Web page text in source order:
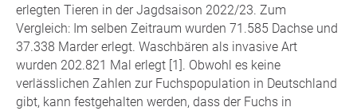
erlegten Tieren in der Jagdsaison 2022/23. Zum
Vergleich: Im selben Zeitraum wurden 71.585 Dachse und
37.338 Marder erlegt. Waschbären als invasive Art
wurden 202.821 Mal erlegt [1]. Obwohl es keine
verlässlichen Zahlen zur Fuchspopulation in Deutschland
gibt, kann festgehalten werden, dass der Fuchs in